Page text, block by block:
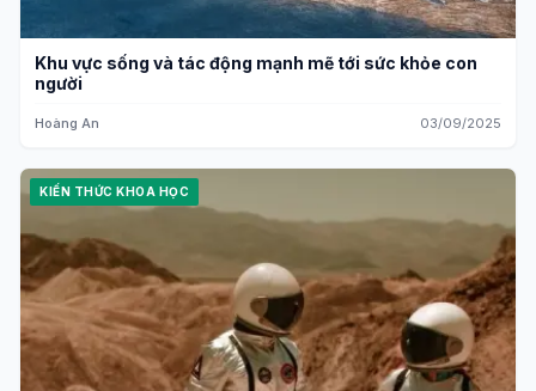
Khu vực sống và tác động mạnh mẽ tới sức khỏe con
người
Hoàng An 03/09/2025
KIẾN THỨC KHOA HỌC